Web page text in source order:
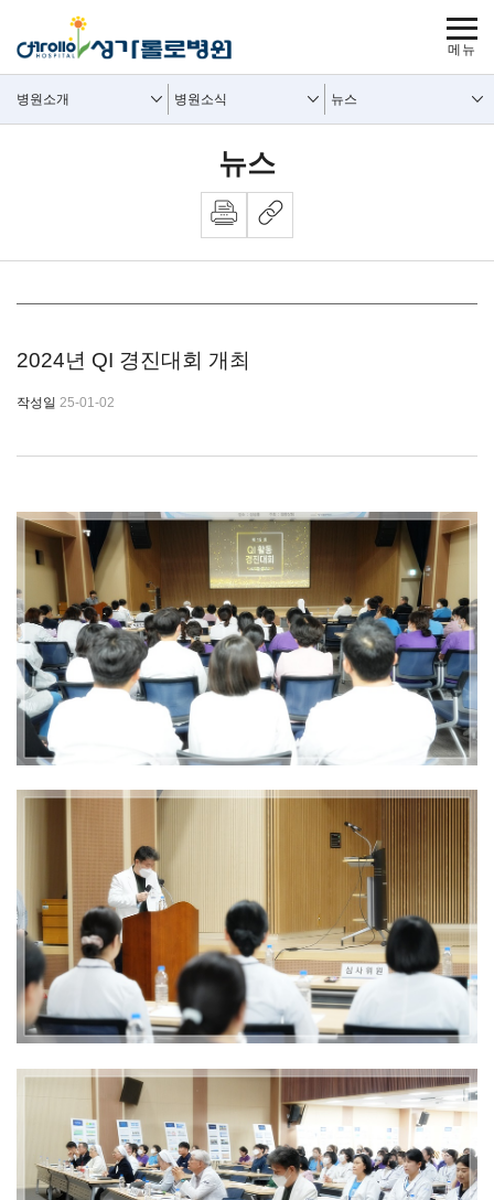
사이트
보조메뉴
병원소개 병원소식 뉴스
뉴스
2024년 QI 경진대회 개최
작성일 25-01-02